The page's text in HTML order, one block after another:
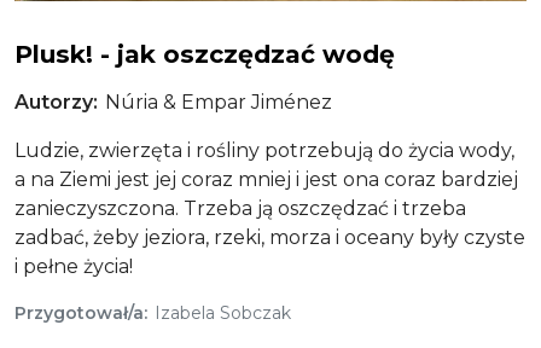
Plusk! - jak oszczędzać wodę
Autorzy Núria & Empar Jiménez
Ludzie, zwierzęta i rośliny potrzebują do życia wody,
a na Ziemi jest jej coraz mniej i jest ona coraz bardziej
zanieczyszczona. Trzeba ją oszczędzać i trzeba
zadbać, żeby jeziora, rzeki, morza i oceany były czyste
i pełne życia!
Przygotował/a Izabela Sobczak